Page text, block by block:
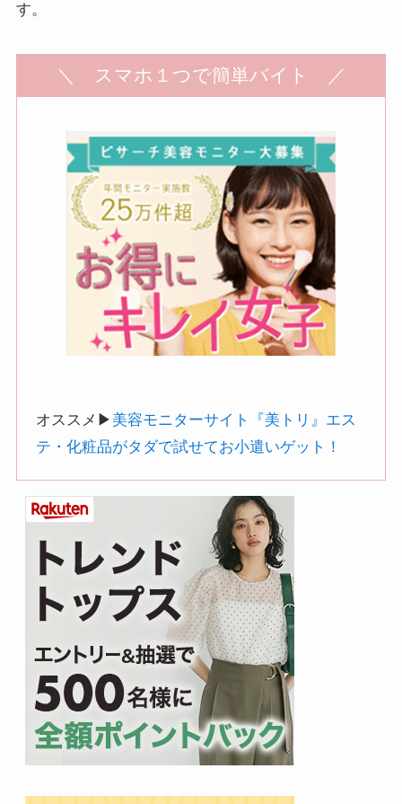
す。
＼ スマホ１つで簡単バイト ／
オススメ▶︎ 美容モニターサイト『美トリ』エス
テ・化粧品がタダで試せてお小遣いゲット！